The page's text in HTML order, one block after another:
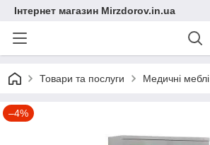
Інтернет магазин Mirzdorov.in.ua
Товари та послуги Медичні меблі
–4%